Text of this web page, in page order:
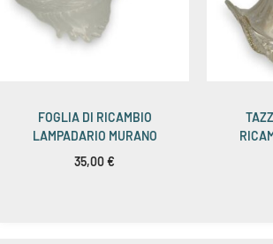
FOGLIA DI RICAMBIO
LAMPADARIO MURANO
35,00€